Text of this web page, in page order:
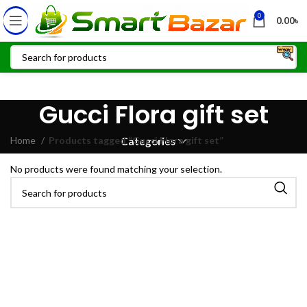
0 0.00৳
Gucci Flora gift set
Categories
Home Products tagged “Gucci Flora gift set”
No products were found matching your selection.